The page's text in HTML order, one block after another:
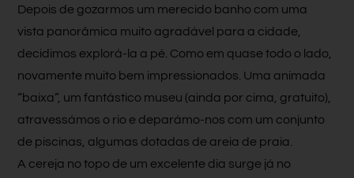
Depois de gozarmos um merecido banho com uma
vista panorâmica muito agradável para a cidade,
decidimos explorá-la a pé. Como em quase todo o lado,
novamente muito bem impressionados. Uma animada
“baixa”, um fantástico museu (ainda por cima, gratuito),
atravessámos o rio e deparámo-nos com um conjunto
de piscinas, algumas dotadas de areia de praia.
A cereja no topo de um excelente dia surge já no